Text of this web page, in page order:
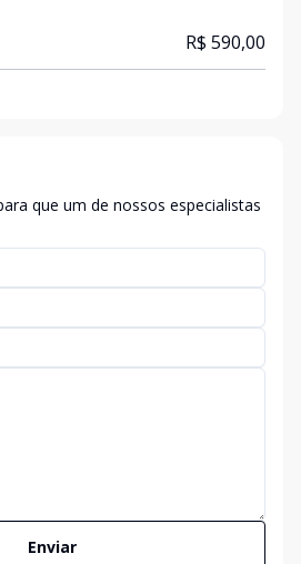
R$ 590,00
que um de nossos especialistas
Enviar